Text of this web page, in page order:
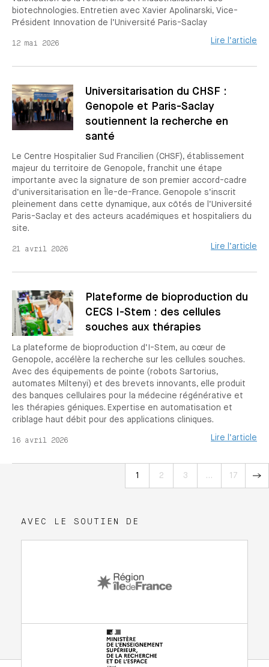
biotechnologies. Entretien avec Xavier Apolinarski, Vice-
Président Innovation de l’Université Paris-Saclay
12 mai 2026 Lire l’article
Universitarisation du CHSF :
Genopole et Paris-Saclay
soutiennent la recherche en
santé
Le Centre Hospitalier Sud Francilien (CHSF), établissement
majeur du territoire de Genopole, franchit une étape
importante avec la signature de son premier accord-cadre
d’universitarisation en Île-de-France. Genopole s’inscrit
pleinement dans cette dynamique, aux côtés de l’Université
Paris-Saclay et des acteurs académiques et hospitaliers du
site.
21 avril 2026 Lire l’article
Plateforme de bioproduction du
CECS I-Stem : des cellules
souches aux thérapies
La plateforme de bioproduction d’I-Stem, au cœur de
Genopole, accélère la recherche sur les cellules souches.
Avec des équipements de pointe (robots Sartorius,
automates Miltenyi) et des brevets innovants, elle produit
des banques cellulaires pour la médecine régénérative et
les thérapies géniques. Expertise en automatisation et
criblage haut débit pour des applications cliniques.
16 avril 2026 Lire l’article
1 2 3 … 17 »
AVEC LE SOUTIEN DE